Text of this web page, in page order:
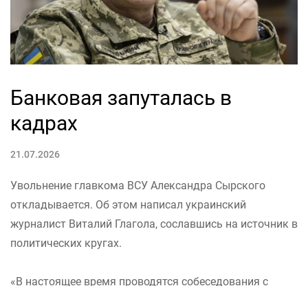
Банковая запуталась в
кадрах
21.07.2026
Увольнение главкома ВСУ Александра Сырского
откладывается. Об этом написал украинский
журналист Виталий Глагола, сославшись на источник в
политических кругах.
«В настоящее время проводятся собеседования с